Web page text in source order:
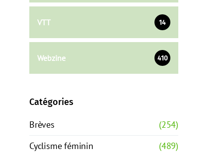
VTT 14
Webzine 410
Catégories
Brèves
(254)
Cyclisme féminin
(489)